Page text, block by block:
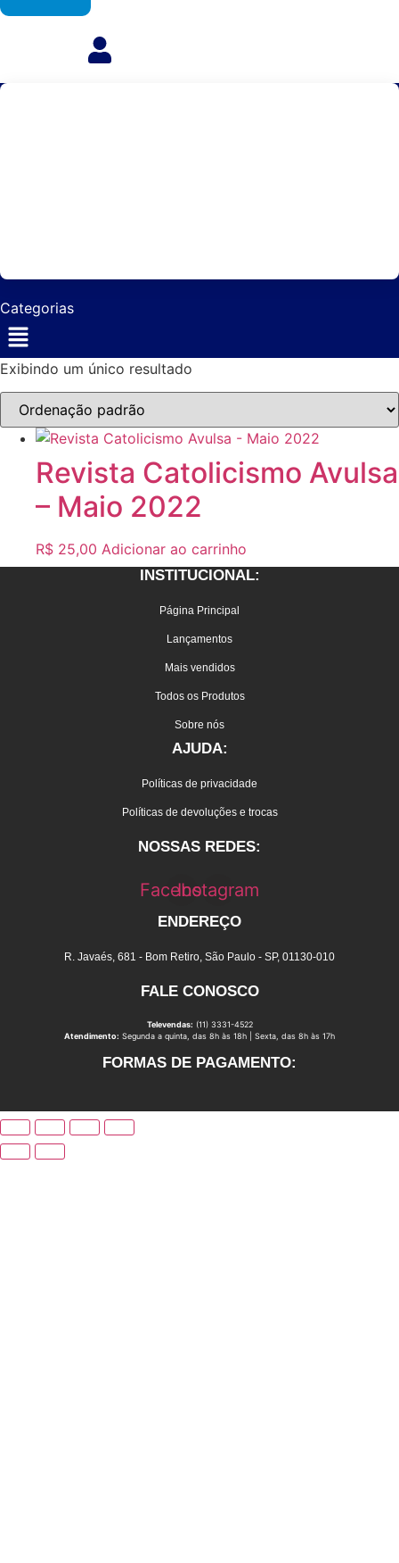
Categorias
Menu
Exibindo um único resultado
Revista Catolicismo Avulsa
– Maio 2022
R$ 25,00 Adicionar ao carrinho
INSTITUCIONAL:
Página Principal
Lançamentos
Mais vendidos
Todos os Produtos
Sobre nós
AJUDA:
Políticas de privacidade
Políticas de devoluções e trocas
NOSSAS REDES:
Facebook
Instagram
ENDEREÇO
R. Javaés, 681 - Bom Retiro, São Paulo - SP, 01130-010
FALE CONOSCO
Televendas: (11) 3331-4522
Atendimento: Segunda a quinta, das 8h às 18h | Sexta, das 8h às 17h
FORMAS DE PAGAMENTO: